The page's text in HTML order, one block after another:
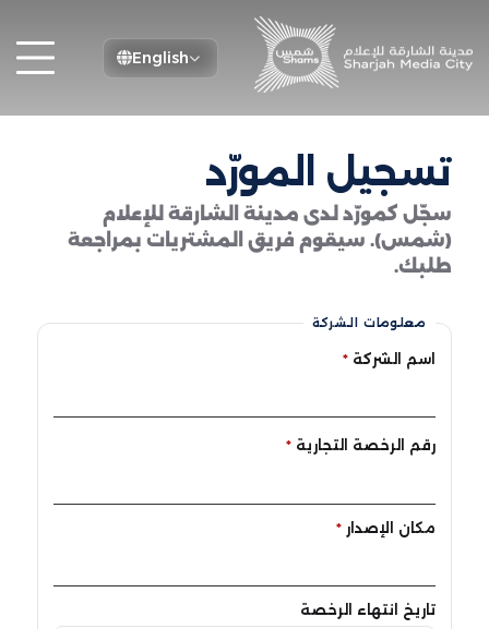
English
تسجيل المورّد
سجّل كمورّد لدى مدينة الشارقة للإعلام
(شمس). سيقوم فريق المشتريات بمراجعة
طلبك.
معلومات الشركة
اسم الشركة *
رقم الرخصة التجارية *
مكان الإصدار *
تاريخ انتهاء الرخصة